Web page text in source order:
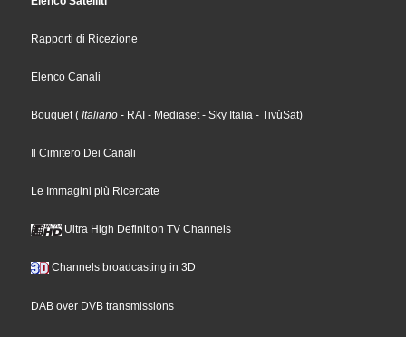
Rapporti di Ricezione
Elenco Canali
Bouquet ( Italiano - RAI - Mediaset - Sky Italia - TivùSat)
Il Cimitero Dei Canali
Le Immagini più Ricercate
Ultra High Definition TV Channels
Channels broadcasting in 3D
DAB over DVB transmissions